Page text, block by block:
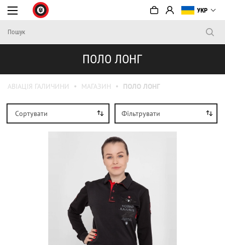
УКР
ПОЛО ЛОНГ
АВІАЦІЯ ГАЛИЧИНИ МАГАЗИН ПОЛО ЛОНГ
Фільтрувати
Сортувати